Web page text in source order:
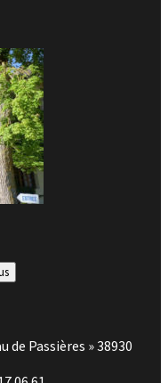
de Passières » 38930